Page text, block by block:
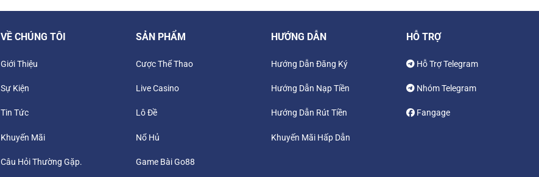
VỀ CHÚNG TÔI
Giới Thiệu
Sự Kiện
Tin Tức
Khuyến Mãi
Câu Hỏi Thường Gặp.
SẢN PHẨM
Cược Thể Thao
Live Casino
Lô Đề
Nổ Hủ
Game Bài Go88
HƯỚNG DẪN
Hướng Dẫn Đăng Ký
Hướng Dẫn Nạp Tiền
Hướng Dẫn Rút Tiền
Khuyến Mãi Hấp Dẫn
HỖ TRỢ
Hỗ Trợ Telegram
Nhóm Telegram
Fangage